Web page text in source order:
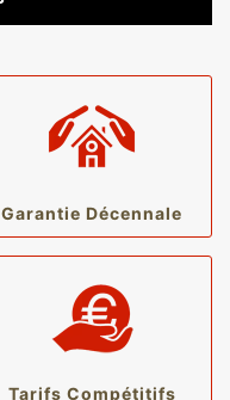
Garantie Décennale
Tarifs Compétitifs